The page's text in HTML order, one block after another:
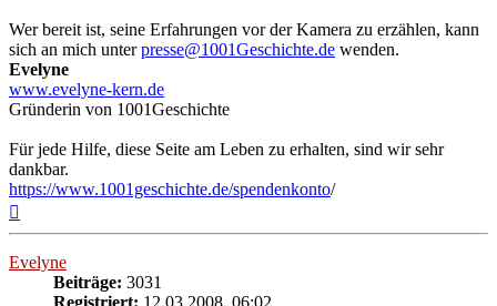
Wer bereit ist, seine Erfahrungen vor der Kamera zu erzählen, kann
sich an mich unterpresse@1001Geschichte.de wenden.
Evelyne
www.evelyne-kern.de
Gründerin von 1001Geschichte
Für jede Hilfe, diese Seite am Leben zu erhalten, sind wir sehr
dankbar.
https://www.1001geschichte.de/spendenkonto/
Evelyne
Beiträge: 3031
Registriert: 12.03.2008, 06:02